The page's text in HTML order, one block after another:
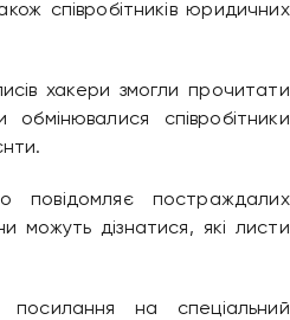
співробітників юридичних
хакери змогли прочитати
співробітники
повідомляє постраждалих
можуть дізнатися, які листи
на спеціальний